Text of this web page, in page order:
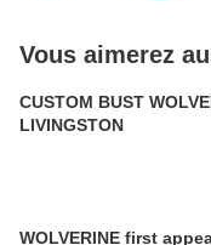
Vous aimerez
CUSTOM BUST
LIVINGSTON
WOLVERINE first appearence MASK